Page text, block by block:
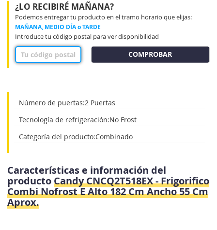
¿LO RECIBIRÉ MAÑANA?
Podemos entregar tu producto en el tramo horario que elijas:
MAÑANA, MEDIO DÍA o TARDE
Introduce tu código postal para ver disponibilidad
COMPROBAR
Número de puertas:2 Puertas
Tecnología de refrigeración:No Frost
Categoría del producto:Combinado
Características e información del
productoCandy CNCQ2T518EX - Frigorifico
Combi Nofrost E Alto 182 Cm Ancho 55 Cm
Aprox.